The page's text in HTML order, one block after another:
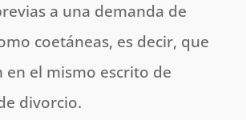
a una demanda de
coetáneas, es decir, que
en el mismo escrito de
divorcio.